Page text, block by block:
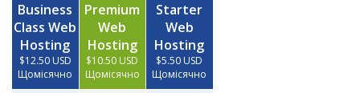
Business
Class Web
Hosting
$12.50 USD
Щомісячно
Premium
Web
Hosting
$10.50 USD
Щомісячно
Starter
Web
Hosting
$5.50 USD
Щомісячно